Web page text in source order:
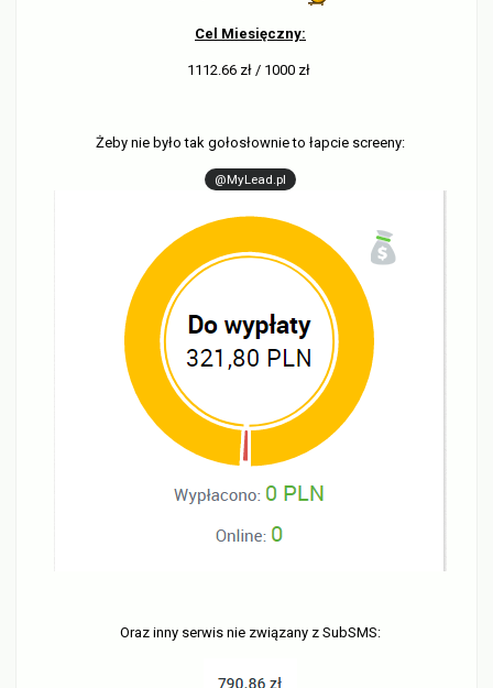
Cel Miesięczny:
1112.66 zł / 1000 zł
Żeby nie było tak gołosłownie to łapcie screeny:
@MyLead.pl
Oraz inny serwis nie związany z SubSMS: